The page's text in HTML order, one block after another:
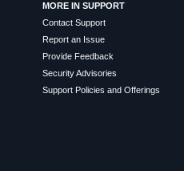
MORE IN SUPPORT
Contact Support
Report an Issue
Provide Feedback
Security Advisories
Support Policies and Offerings